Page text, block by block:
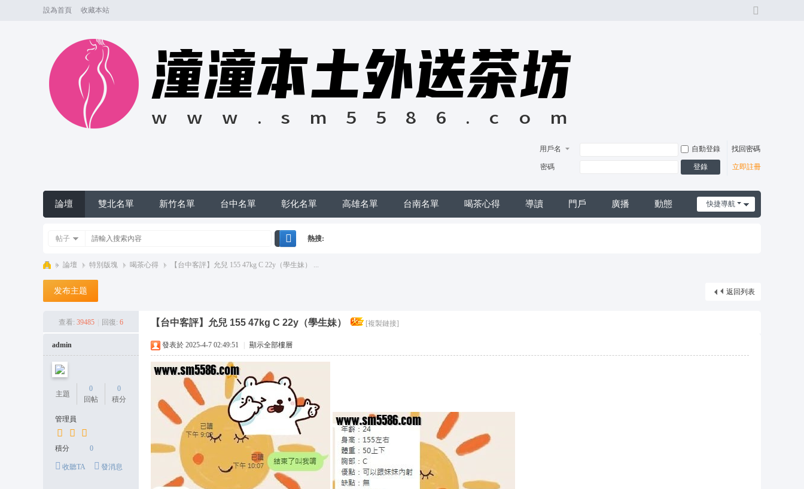
設為首頁 收藏本站
用戶名 自動登錄 找回密碼
密碼 登錄 立即註冊
快捷導航
論壇 雙北名單 新竹名單 台中名單 彰化名單 高雄名單 台南名單 喝茶心得 導讀 門戶 廣播 動態
帖子 熱搜:
*活動*+賴*加賴*找小姐*Line*TG*telegram*約泡*定點*樓鳳*按摩*舒壓*外送茶*喝茶*茶坊*小姐*妹妹*約會*無套*個工*魚*漁汛*魚訊*賴*服務*內容*出差*
台
灣
潼
» 論壇 › 特別版塊 › 喝茶心得 › 【台中客評】允兒 155 47kg C 22y（學生妹） ...
返回列表
发布主题
查看: 39485 回復: 6 【台中客評】允兒 155 47kg C 22y（學生妹） [複製鏈接]
admin
主題
0
回帖
0
積分
管理員
積分 0
收聽TA 發消息
發表於 2025-4-7 02:49:51 顯示全部樓層